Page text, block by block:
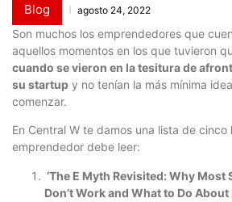
Blog agosto 24, 2022
Son muchos los emprendedores que
aquellos momentos en los que tuvieron
cuando se vieron en la tesitura de
su startup y no tenían la más mínima
comenzar.
En Central W te damos una lista de
emprendedor debe leer:
‘The E Myth Revisited: Why Most
Don’t Work and What to Do About